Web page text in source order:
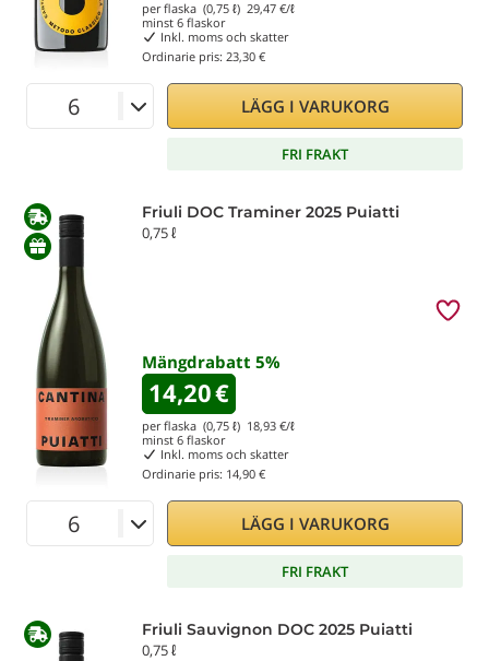
per flaska (0,75 ℓ) 29,47 €/ℓ
minst 6 flaskor
Inkl. moms och skatter
Ordinarie pris: 23,30 €
LÄGG I VARUKORG
FRI FRAKT
Friuli DOC Traminer 2025 Puiatti
0,75 ℓ
Mängdrabatt 5%
14,20€
per flaska (0,75 ℓ) 18,93 €/ℓ
minst 6 flaskor
Inkl. moms och skatter
Ordinarie pris: 14,90 €
LÄGG I VARUKORG
FRI FRAKT
Friuli Sauvignon DOC 2025 Puiatti
0,75 ℓ